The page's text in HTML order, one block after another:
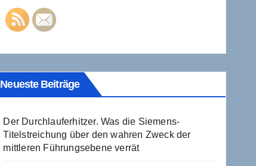
Neueste Beiträge
Der Durchlauferhitzer. Was die Siemens-
Titelstreichung über den wahren Zweck der
mittleren Führungsebene verrät